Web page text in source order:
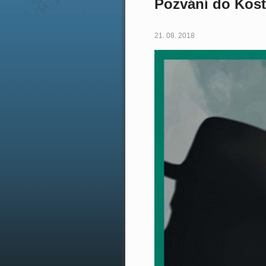
Pozvání do
21. 08. 2018